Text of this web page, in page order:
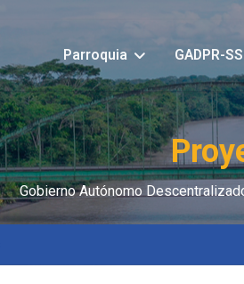
Parroquia GADPR-
Gobierno Autónomo